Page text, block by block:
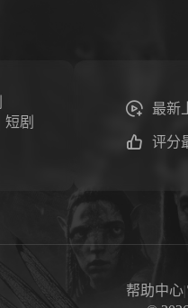
短剧
最新
评分
帮助中心|